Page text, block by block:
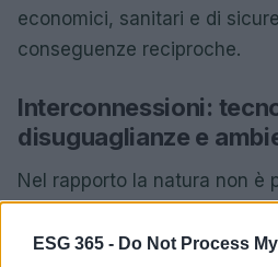
ESG 365 - Do Not Process
economici, sanitari e di
conseguenze reciproche.
Interconnessioni:
disuguaglianze e
Nel rapporto la natura non è
altri. Piuttosto, diventa
dipendono sicurezza,